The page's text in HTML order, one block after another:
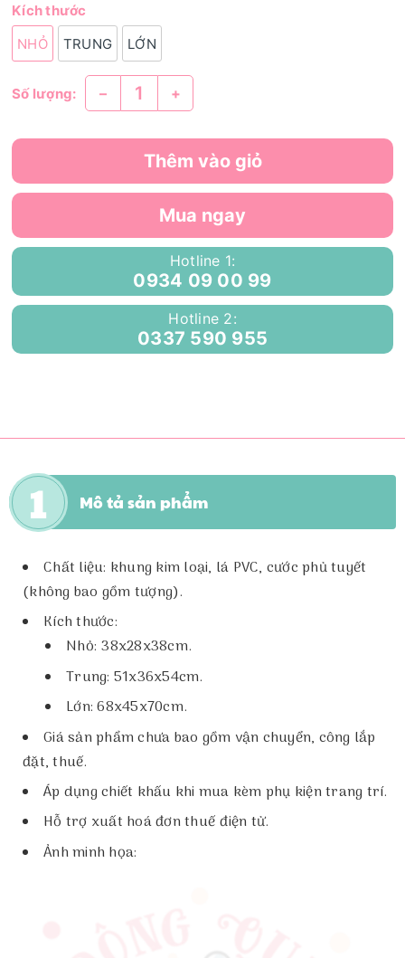
Kích thước
NHỎ
TRUNG LỚN
Số lượng: – +
Thêm vào giỏ
Mua ngay
Hotline 1:
0934 09 00 99
Hotline 2:
0337 590 955
Mô tả sản phẩm
Chất liệu: khung kim loại, lá PVC, cước phủ tuyết
(không bao gồm tượng).
Kích thước:
Nhỏ: 38x28x38cm.
Trung: 51x36x54cm.
Lớn: 68x45x70cm.
Giá sản phẩm chưa bao gồm vận chuyển, công lắp
đặt, thuế.
Áp dụng chiết khấu khi mua kèm phụ kiện trang trí.
Hỗ trợ xuất hoá đơn thuế điện tử.
Ảnh minh họa: